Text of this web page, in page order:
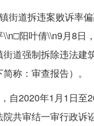
街道拆违案败诉率
阳叶倩\\n9月8日
道强制拆除违法建
称：审查报告）。
自2020年1月1日至
共审结一审行政诉